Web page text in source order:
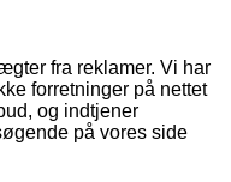
fra reklamer. Vi har
forretninger på nettet
og indtjener
på vores side